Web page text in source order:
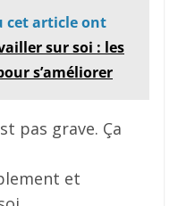
cet article ont
sur soi : les
s’améliorer
pas grave. Ça
et